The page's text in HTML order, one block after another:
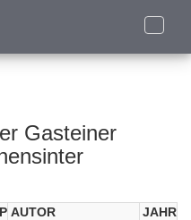
Toggle
Gasteiner
AUTOR
JAHR